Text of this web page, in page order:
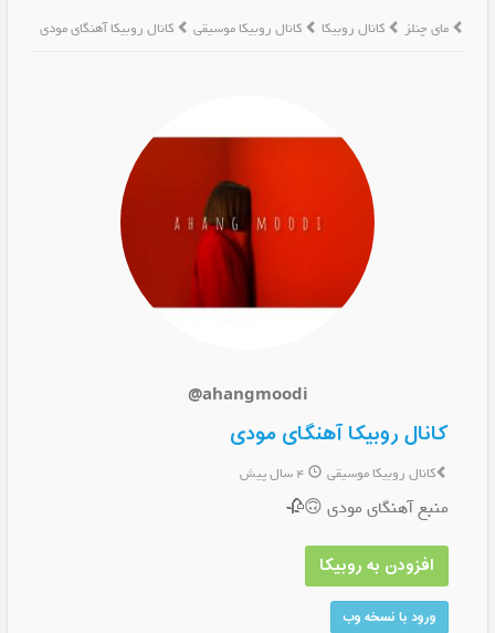
مای چنلز کانال روبیکا کانال روبیکا موسیقی کانال روبیکا آهنگای مودی
@ahangmoodi
کانال روبیکا آهنگای مودی
کانال روبیکا موسیقی
منبع آهنگای مودی 🙃🥀
افزودن به روبیکا
ورود با نسخه وب